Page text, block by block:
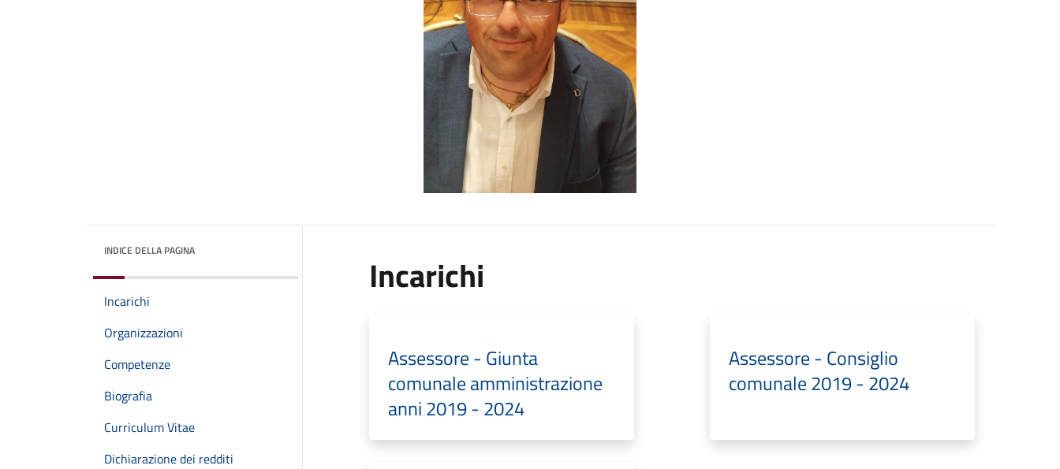
INDICE DELLA PAGINA
Incarichi
Organizzazioni
Competenze
Biografia
Curriculum Vitae
Dichiarazione dei redditi
Incarichi
Assessore - Giunta
comunale amministrazione
anni 2019 - 2024
Assessore - Consiglio
comunale 2019 - 2024